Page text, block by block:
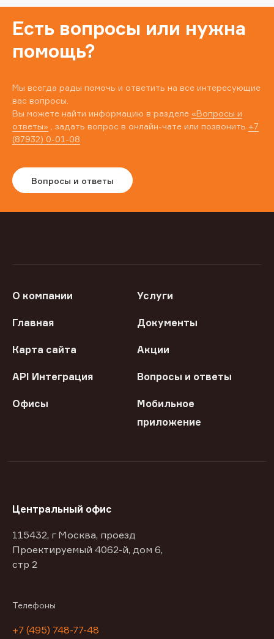
Есть вопросы или нужна
помощь?
Мы всегда рады помочь и ответить на все интересующие
вас вопросы.
Вы можете найти информацию в разделе «Вопросы и
ответы» , задать вопрос в онлайн-чате или позвонить +7
(87932) 0-01-08
Вопросы и ответы
О компании Услуги
Главная Документы
Карта сайта Акции
API Интеграция Вопросы и ответы
Офисы
Мобильное
приложение
Центральный офис
115432, г Москва, проезд
Проектируемый 4062-й, дом 6,
стр 2
Телефоны
+7 (495) 748-77-48